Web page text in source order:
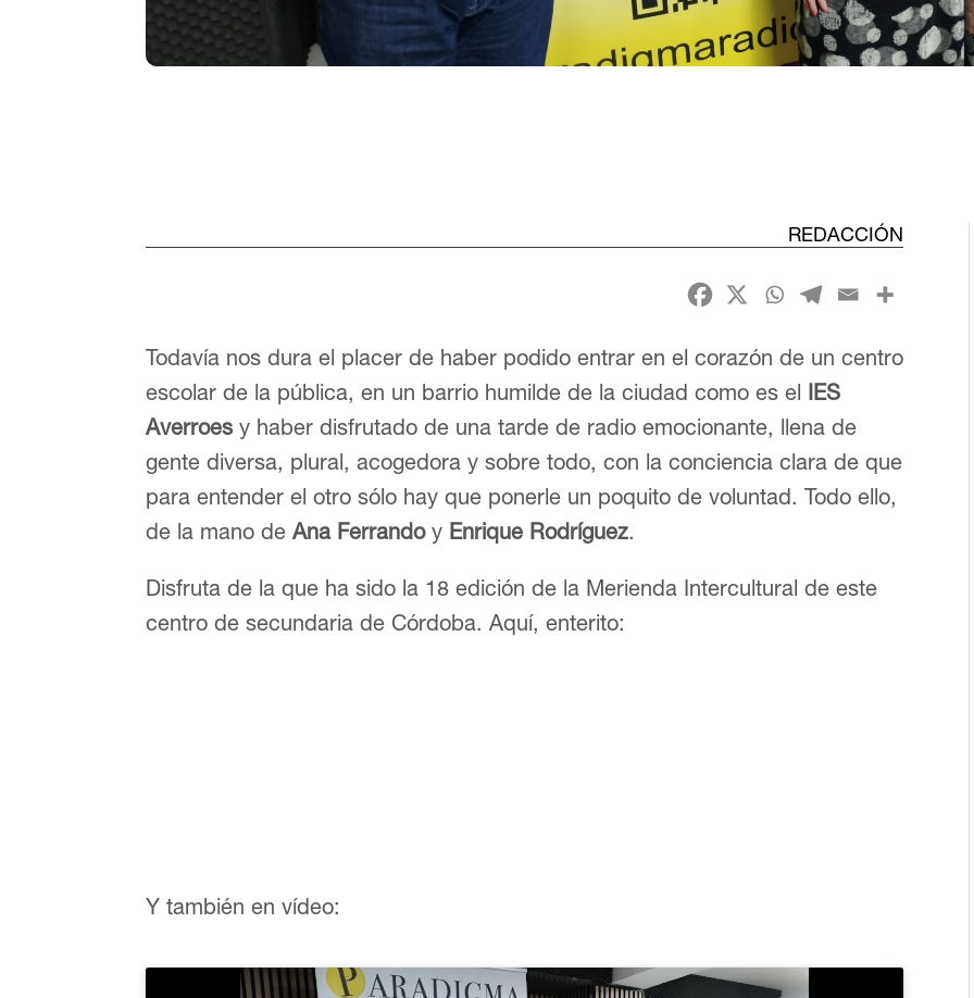
REDACCIÓN
Todavía nos dura el placer de haber podido entrar en el corazón de un centro
escolar de la pública, en un barrio humilde de la ciudad como es el IES
Averroesy haber disfrutado de una tarde de radio emocionante, llena de
gente diversa, plural, acogedora y sobre todo, con la conciencia clara de que
para entender el otro sólo hay que ponerle un poquito de voluntad. Todo ello,
de la mano deAna Ferrandoy Enrique Rodríguez.
Disfruta de la que ha sido la 18 edición de la Merienda Intercultural de este
centro de secundaria de Córdoba. Aquí, enterito:
Y también en vídeo: